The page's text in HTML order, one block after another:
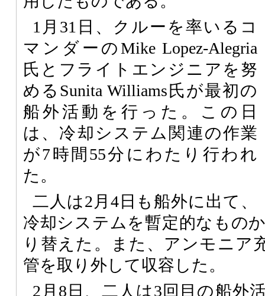
1月31日、クルーを率いるコ
マンダーのMike Lopez-Alegria
氏とフライトエンジニアを努
めるSunita Williams氏が最初の
船外活動を行った。この日
は、冷却システム関連の作業
が7時間55分にわたり行われ
た。
二人は2月4日も船外に出て、
冷却システムを暫定的なもの
り替えた。また、アンモニア
管を取り外して収容した。
2月8日、二人は3回目の船外